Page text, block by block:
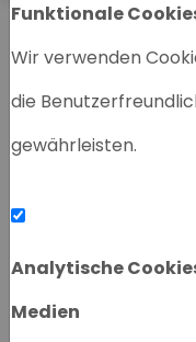
Funktionale
Wir verwenden
die
gewährleisten.
Analytische
Medien
Home